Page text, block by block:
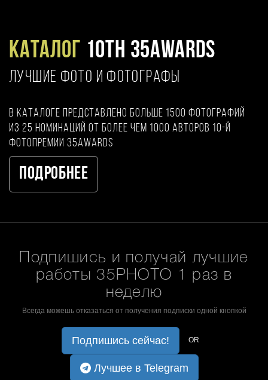
Каталог 10TH 35AWARDS
ЛУЧШИЕ ФОТО И ФОТОГРАФЫ
В каталоге представлено больше 1500 фотографий
из 25 номинаций от более чем 1000 авторов 10-й
фотопремии 35AWARDS
Подробнее
Подпишись и получай лучшие
работы 35PHOTO 1 раз в
неделю
Всегда можешь отказаться от получения подписки одной кнопкой
Подпишись сейчас! OR
Лучшее в Telegram